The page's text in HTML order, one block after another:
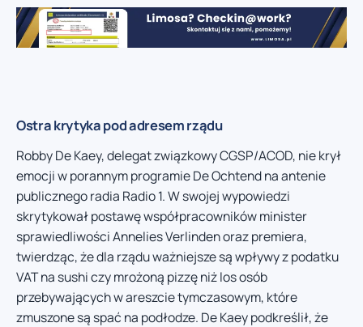
Ostra krytyka pod adresem rządu
Robby De Kaey, delegat związkowy CGSP/ACOD, nie krył
emocji w porannym programie De Ochtend na antenie
publicznego radia Radio 1. W swojej wypowiedzi
skrytykował postawę współpracowników minister
sprawiedliwości Annelies Verlinden oraz premiera,
twierdząc, że dla rządu ważniejsze są wpływy z podatku
VAT na sushi czy mrożoną pizzę niż los osób
przebywających w areszcie tymczasowym, które
zmuszone są spać na podłodze. De Kaey podkreślił, że